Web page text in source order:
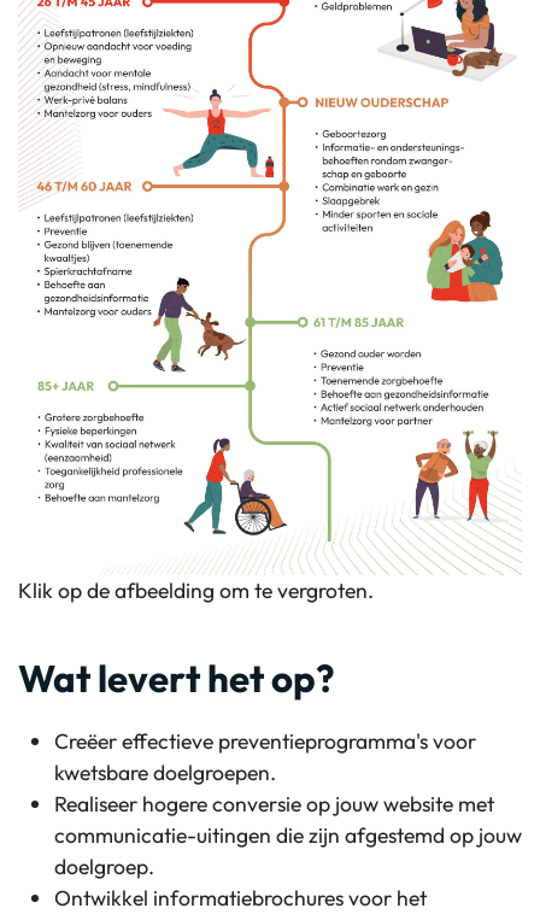
Klik op de afbeelding om te vergroten.
Wat levert het op?
Creëer effectieve preventieprogramma's voor
kwetsbare doelgroepen.
Realiseer hogere conversie op jouw website met
communicatie-uitingen die zijn afgestemd op jouw
doelgroep.
Ontwikkel informatiebrochures voor het